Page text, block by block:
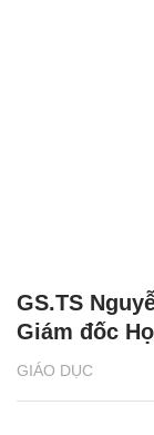
GIÁO DỤC
GS.TS
Giám đốc